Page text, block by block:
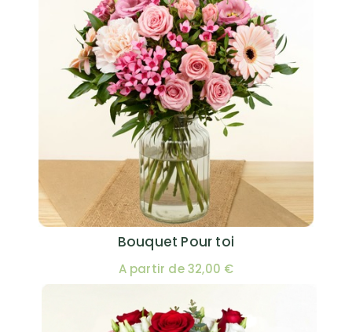
Bouquet Pour toi
A partir de 32,00 €